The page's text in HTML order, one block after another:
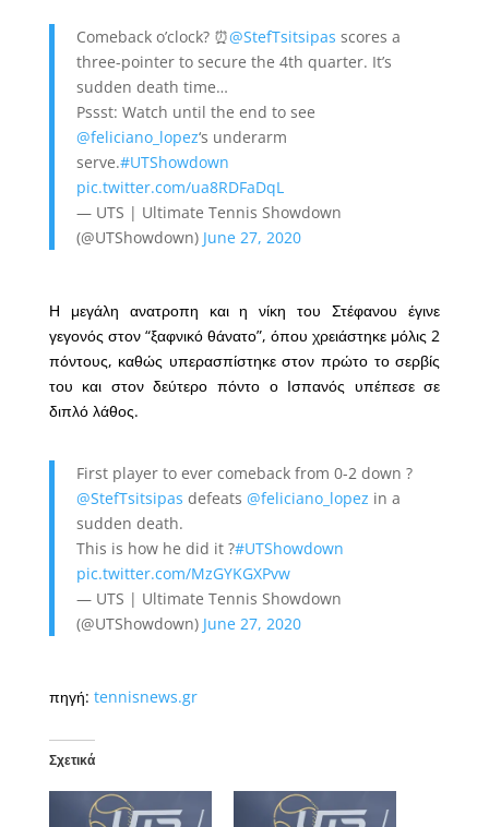
Comeback o’clock? ⏰@StefTsitsipas scores a
three-pointer to secure the 4th quarter. It’s
sudden death time…
Pssst: Watch until the end to see
@feliciano_lopez‘s underarm
serve.#UTShowdown
pic.twitter.com/ua8RDFaDqL
— UTS | Ultimate Tennis Showdown
(@UTShowdown) June 27, 2020
Η μεγάλη ανατροπη και η νίκη του Στέφανου έγινε
γεγονός στον “ξαφνικό θάνατο”, όπου χρειάστηκε μόλις 2
πόντους, καθώς υπερασπίστηκε στον πρώτο το σερβίς
του και στον δεύτερο πόντο ο Ισπανός υπέπεσε σε
διπλό λάθος.
First player to ever comeback from 0-2 down ?
@StefTsitsipas defeats @feliciano_lopez in a
sudden death.
This is how he did it ?#UTShowdown
pic.twitter.com/MzGYKGXPvw
— UTS | Ultimate Tennis Showdown
(@UTShowdown) June 27, 2020
πηγή: tennisnews.gr
Σχετικά